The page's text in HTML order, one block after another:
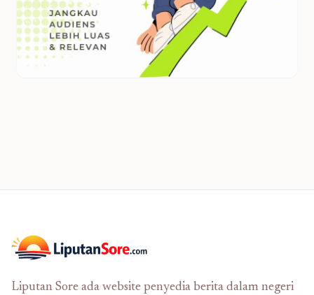
Liputan Sore ada website penyedia berita dalam negeri